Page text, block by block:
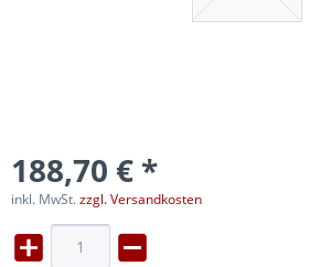
188,70 € *
inkl. MwSt.zzgl. Versandkosten